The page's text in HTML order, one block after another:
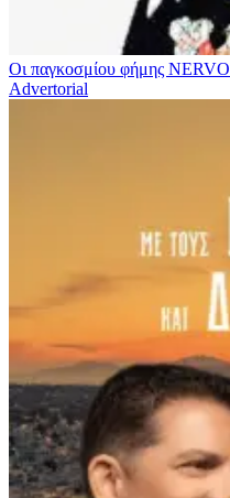
Οι παγκοσμίου φήμης
Advertorial